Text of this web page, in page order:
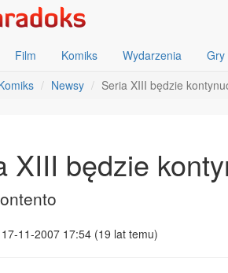
Film Komiks Wydarzenia Gry
Newsy Seria XIII będzie
XIII będzie
11-2007 17:54 (19 lat temu)